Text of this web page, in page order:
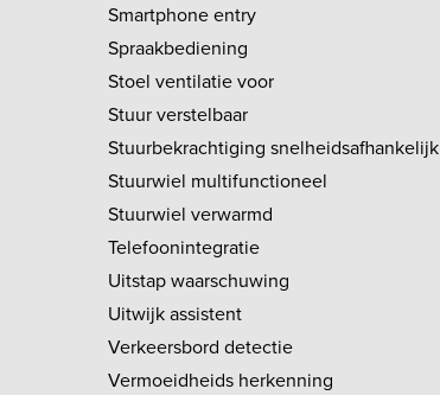
Smartphone entry
Spraakbediening
Stoel ventilatie voor
Stuur verstelbaar
Stuurbekrachtiging snelheidsafhankelijk
Stuurwiel multifunctioneel
Stuurwiel verwarmd
Telefoonintegratie
Uitstap waarschuwing
Uitwijk assistent
Verkeersbord detectie
Vermoeidheids herkenning